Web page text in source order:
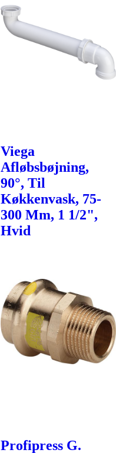
Viega
Afløbsbøjning,
90°, Til
Køkkenvask, 75-
300 Mm, 1 1/2",
Hvid
Profipress G.